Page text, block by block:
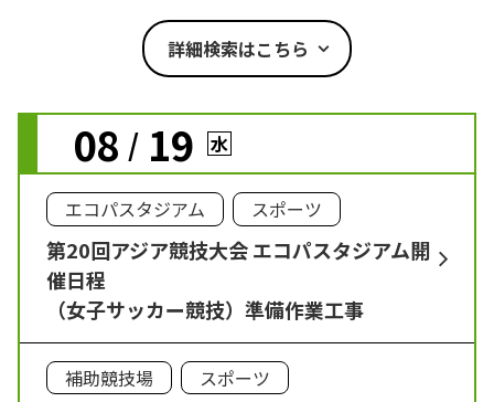
詳細検索はこちら
08 / 19 水
エコパスタジアム スポーツ
第20回アジア競技大会 エコパスタジアム開
催日程
（女子サッカー競技）準備作業工事
補助競技場 スポーツ